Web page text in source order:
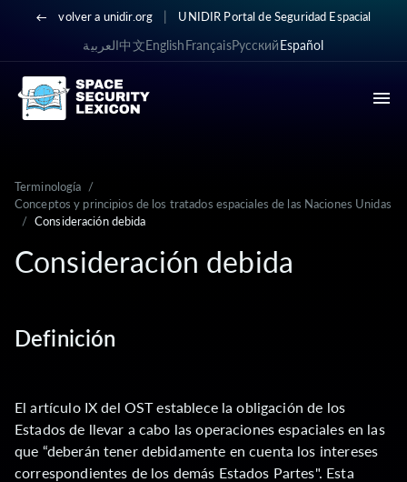
volver a unidir.org | UNIDIR Portal de Seguridad Espacial
العربية中文EnglishFrançaisРусскийEspañol
Terminología /
Conceptos y principios de los tratados espaciales de las Naciones Unidas
/ Consideración debida
Consideración debida
Definición
El artículo IX del OST establece la obligación de los
Estados de llevar a cabo las operaciones espaciales en las
que “deberán tener debidamente en cuenta los intereses
correspondientes de los demás Estados Partes". Esta